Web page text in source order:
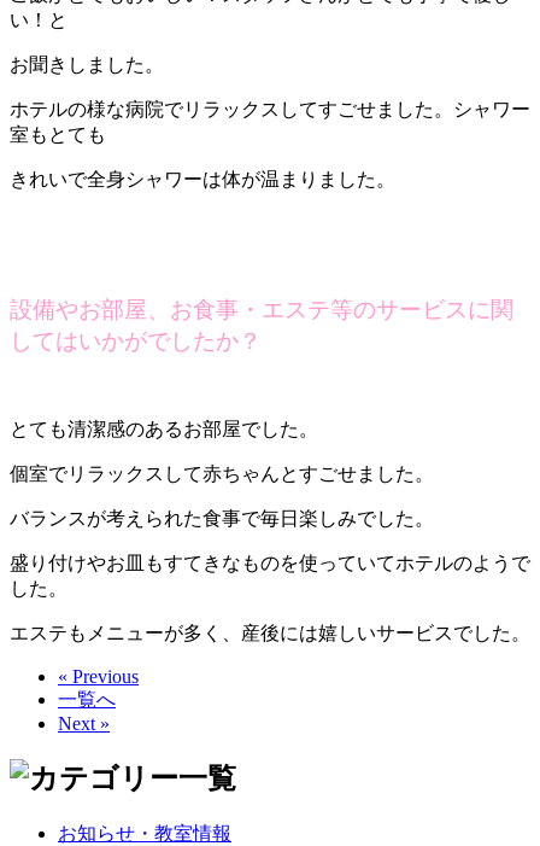
い！と
お聞きしました。
ホテルの様な病院でリラックスしてすごせました。シャワー
室もとても
きれいで全身シャワーは体が温まりました。
設備やお部屋、お食事・エステ等のサービスに関
してはいかがでしたか？
とても清潔感のあるお部屋でした。
個室でリラックスして赤ちゃんとすごせました。
バランスが考えられた食事で毎日楽しみでした。
盛り付けやお皿もすてきなものを使っていてホテルのようで
した。
エステもメニューが多く、産後には嬉しいサービスでした。
« Previous
一覧へ
Next »
お知らせ・教室情報